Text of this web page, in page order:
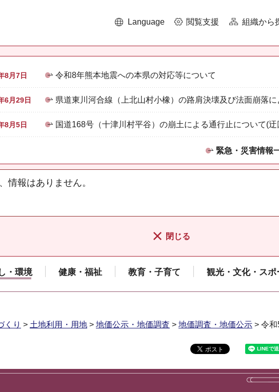
Language 閲覧支援 組織から
8月7日 令和8年熊本地震への本県の対応等について
6月29日 県道東川河合線（上北山村小橡）の路肩決壊及び法面崩落
8月5日 国道168号（十津川村平谷）の崩土による通行止について(
緊急・災害情報
情報はありません。
閉じる
・環境 健康・福祉 教育・子育て 観光・文化・スポ
くり > 土地利用・用地 > 地価公示・地価調査 > 地価調査・地価公示 > 令和